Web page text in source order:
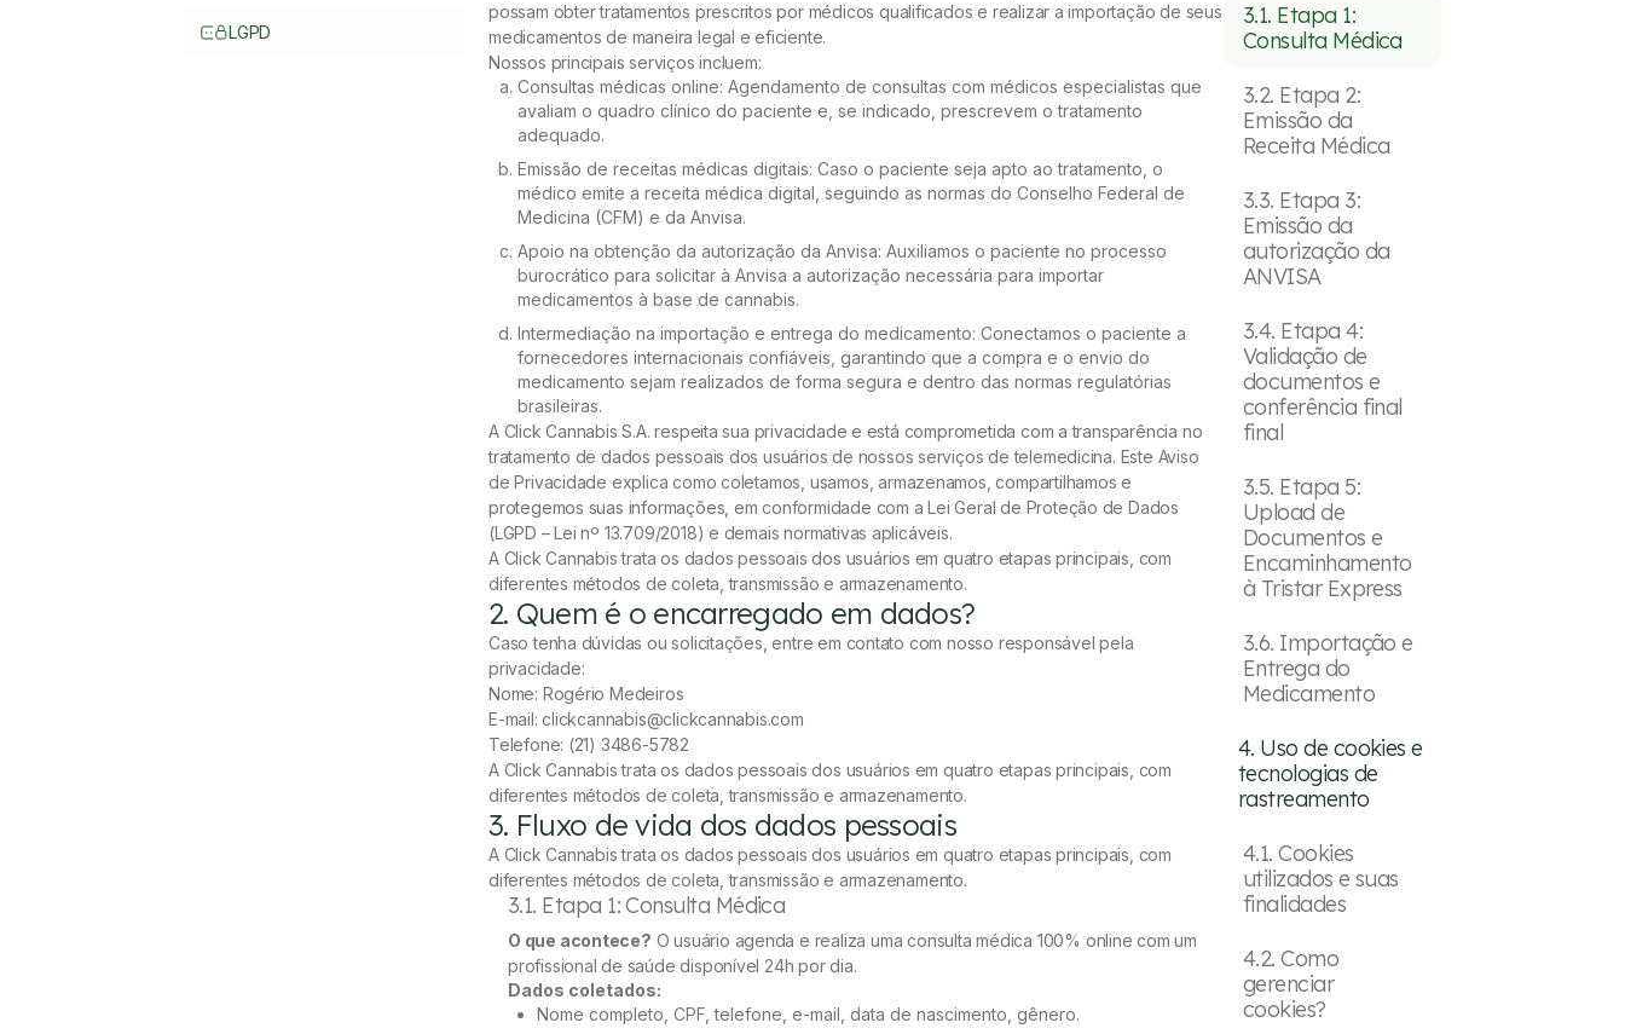
LGPD
possam obter tratamentos prescritos por médicos qualificados e realizar a importação de seus
medicamentos de maneira legal e eficiente.
Nossos principais serviços incluem:
Consultas médicas online: Agendamento de consultas com médicos especialistas que
avaliam o quadro clínico do paciente e, se indicado, prescrevem o tratamento
adequado.
Emissão de receitas médicas digitais: Caso o paciente seja apto ao tratamento, o
médico emite a receita médica digital, seguindo as normas do Conselho Federal de
Medicina (CFM) e da Anvisa.
Apoio na obtenção da autorização da Anvisa: Auxiliamos o paciente no processo
burocrático para solicitar à Anvisa a autorização necessária para importar
medicamentos à base de cannabis.
Intermediação na importação e entrega do medicamento: Conectamos o paciente a
fornecedores internacionais confiáveis, garantindo que a compra e o envio do
medicamento sejam realizados de forma segura e dentro das normas regulatórias
brasileiras.
A Click Cannabis S.A. respeita sua privacidade e está comprometida com a transparência no
tratamento de dados pessoais dos usuários de nossos serviços de telemedicina. Este Aviso
de Privacidade explica como coletamos, usamos, armazenamos, compartilhamos e
protegemos suas informações, em conformidade com a Lei Geral de Proteção de Dados
(LGPD – Lei nº 13.709/2018) e demais normativas aplicáveis.
A Click Cannabis trata os dados pessoais dos usuários em quatro etapas principais, com
diferentes métodos de coleta, transmissão e armazenamento.
2. Quem é o encarregado em dados?
Caso tenha dúvidas ou solicitações, entre em contato com nosso responsável pela
privacidade:
Nome: Rogério Medeiros
E-mail: clickcannabis@clickcannabis.com
Telefone: (21) 3486-5782
A Click Cannabis trata os dados pessoais dos usuários em quatro etapas principais, com
diferentes métodos de coleta, transmissão e armazenamento.
3. Fluxo de vida dos dados pessoais
A Click Cannabis trata os dados pessoais dos usuários em quatro etapas principais, com
diferentes métodos de coleta, transmissão e armazenamento.
3.1. Etapa 1: Consulta Médica
O que acontece? O usuário agenda e realiza uma consulta médica 100% online com um
profissional de saúde disponível 24h por dia.
Dados coletados:
Nome completo, CPF, telefone, e-mail, data de nascimento, gênero.
3.1. Etapa 1:
Consulta Médica
3.2. Etapa 2:
Emissão da
Receita Médica
3.3. Etapa 3:
Emissão da
autorização da
ANVISA
3.4. Etapa 4:
Validação de
documentos e
conferência final
final
3.5. Etapa 5:
Upload de
Documentos e
Encaminhamento
à Tristar Express
3.6. Importação e
Entrega do
Medicamento
4. Uso de cookies e
tecnologias de
rastreamento
4.1. Cookies
utilizados e suas
finalidades
4.2. Como
gerenciar
cookies?